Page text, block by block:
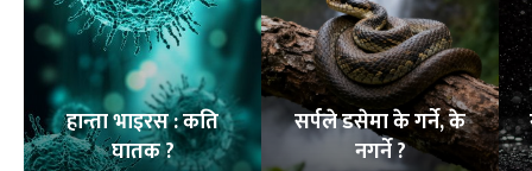
हान्ता भाइरस : कति
घातक ?
सर्पले डसेमा के गर्ने, के
नगर्ने ?